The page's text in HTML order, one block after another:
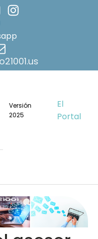
Versión
2025
El
Portal